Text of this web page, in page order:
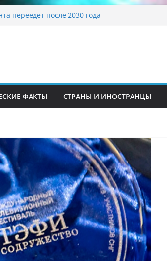
узоры: символика и
Загитовой
клиник
из ключевых перекрёстков
ФАКТЫ СТРАНЫ И ИНОСТРАНЦЫ